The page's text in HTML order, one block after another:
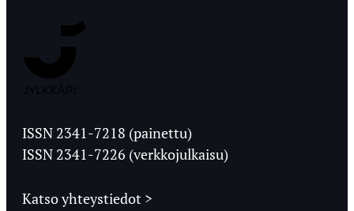
Ylioppilaslehti
ISSN 2341-7218 (painettu)
ISSN 2341-7226 (verkkojulkaisu)
Katso yhteystiedot >